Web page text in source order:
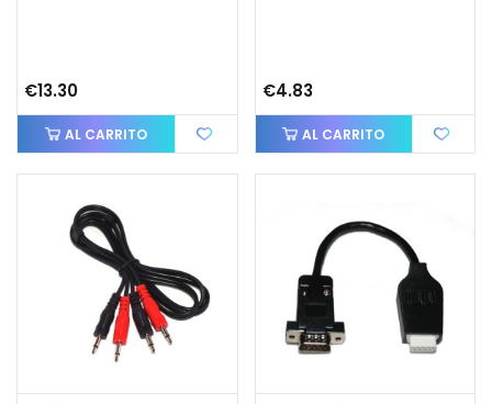
€13.30
AL CARRITO
€4.83
AL CARRITO